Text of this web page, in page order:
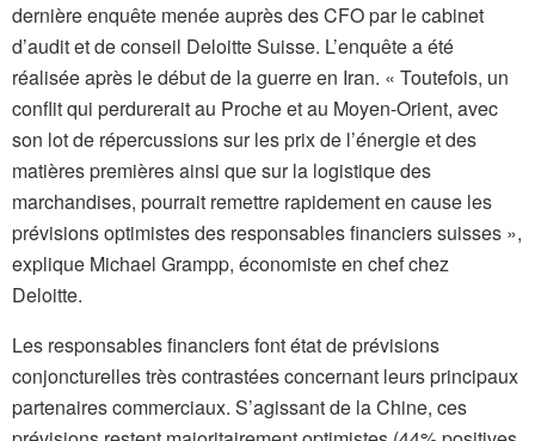
dernière enquête menée auprès des CFO par le cabinet
d’audit et de conseil Deloitte Suisse. L’enquête a été
réalisée après le début de la guerre en Iran. « Toutefois, un
conflit qui perdurerait au Proche et au Moyen-Orient, avec
son lot de répercussions sur les prix de l’énergie et des
matières premières ainsi que sur la logistique des
marchandises, pourrait remettre rapidement en cause les
prévisions optimistes des responsables financiers suisses »,
explique Michael Grampp, économiste en chef chez
Deloitte.
Les responsables financiers font état de prévisions
conjoncturelles très contrastées concernant leurs principaux
partenaires commerciaux. S’agissant de la Chine, ces